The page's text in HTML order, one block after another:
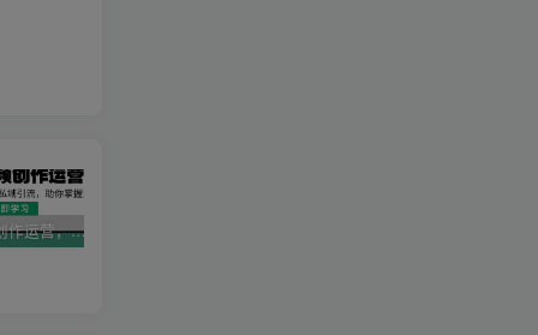
AI短视频创作运营，揭秘算法、文案创作与私域引流，助你掌握流量密码